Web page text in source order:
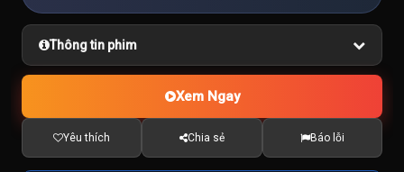
Thông tin phim
Xem Ngay
Yêu thích Chia sẻ Báo lỗi